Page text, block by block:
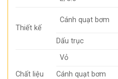
Thiết kế
Cánh quạt bơm
Dấu trục
Chất liệu
Vỏ
Cánh quạt bơm